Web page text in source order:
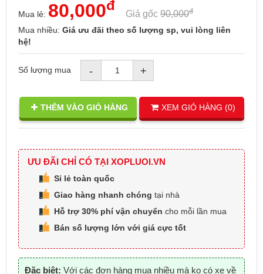
Mua lẻ: 80,000đ
Giá gốc 90,000đ
Mua nhiều: Giá ưu đãi theo số lượng sp, vui lòng liên
hệ!
Số lượng mua - +
THÊM VÀO GIỎ HÀNG XEM GIỎ HÀNG (0)
ƯU ĐÃI CHỈ CÓ TẠI XOPLUOI.VN
Sỉ lẻ toàn quốc
Giao hàng nhanh chóng tại nhà
Hỗ trợ 30% phí vận chuyển cho mỗi lần mua
Bán số lượng lớn với giá cực tốt
Đặc biệt: Với các đơn hàng mua nhiều mà ko có xe về